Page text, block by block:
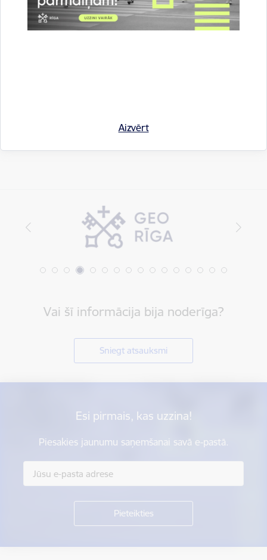
Aizvērt
Vai šī informācija bija noderīga?
Sniegt atsauksmi
Esi pirmais, kas uzzina!
Piesakies jaunumu saņemšanai savā e-pastā.